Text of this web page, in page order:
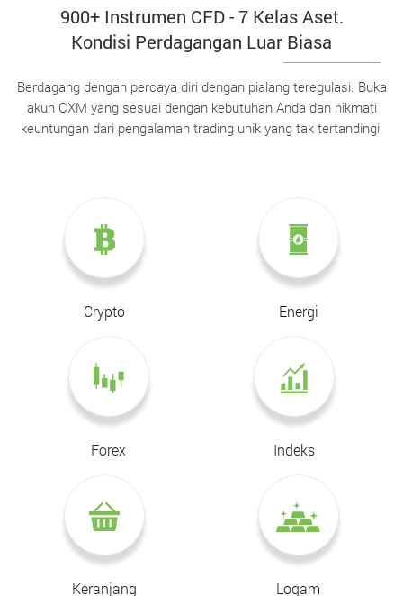
900+ Instrumen CFD - 7 Kelas Aset.
Kondisi Perdagangan Luar Biasa
Berdagang dengan percaya diri dengan pialang teregulasi. Buka
akun CXM yang sesuai dengan kebutuhan Anda dan nikmati
keuntungan dari pengalaman trading unik yang tak tertandingi.
Crypto Energi
Forex Indeks
Keranjang Logam